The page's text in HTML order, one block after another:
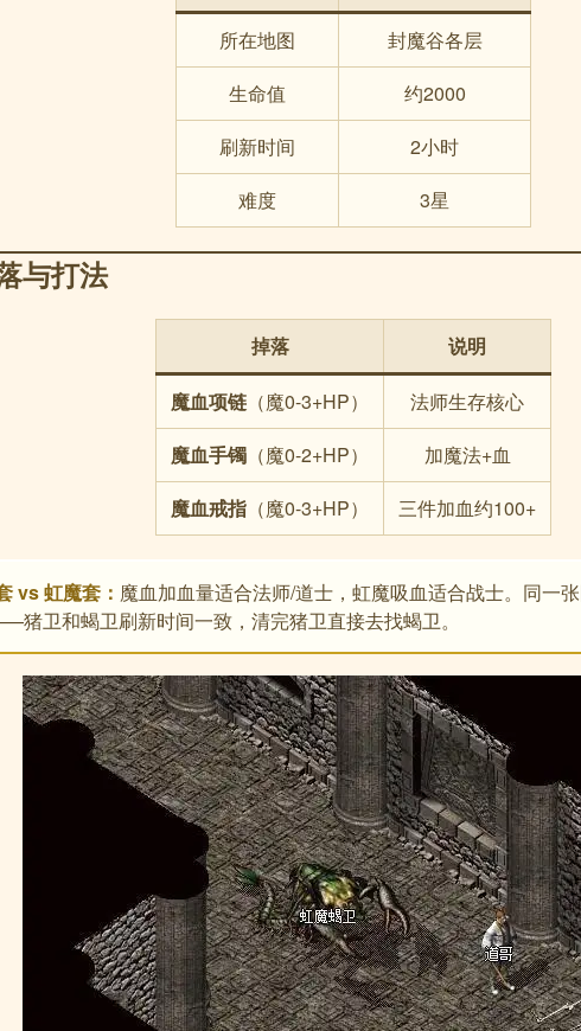
所在地图
封魔谷各层
生命值
约2000
刷新时间
2小时
难度
3星
与打法
掉落 说明
魔血项链 （魔0-3+HP）
法师生存核心
魔血手镯 （魔0-2+HP）
加魔法+血
魔血戒指 （魔0-3+HP） 三件加血约100+
vs 虹魔套： 魔血加血量适合法师/道士，虹魔吸血适合战士。同一
猪卫和蝎卫刷新时间一致，清完猪卫直接去找蝎卫。